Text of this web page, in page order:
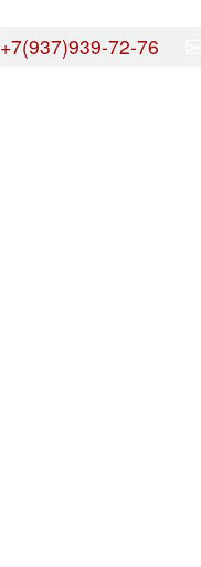
+7(937)939-72-76